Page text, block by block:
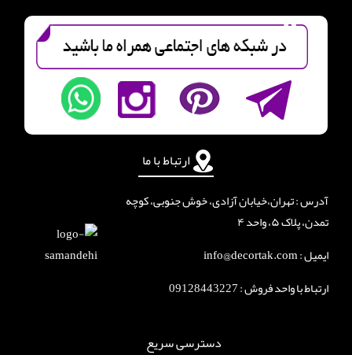
دسترسی سریع
ارتباط با ما
آدرس : تهران،خیابان آزادی، خوش جنوبی، کوچه
تمدن، پلاک ۵، واحد ۴
ایمیل : info@decortak.com
ارتباط با واحد فروش :09128443227